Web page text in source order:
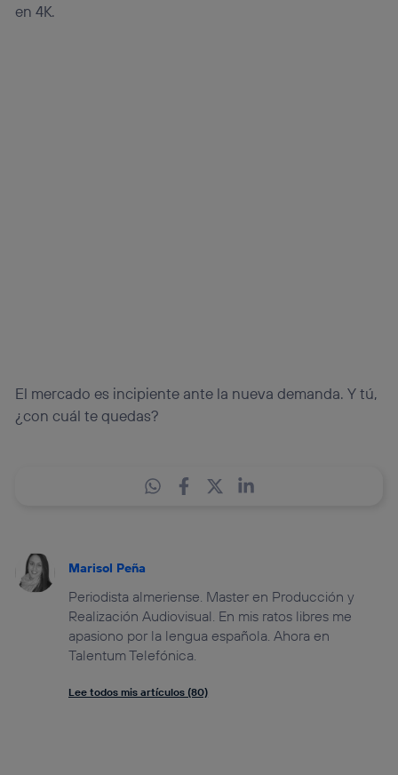
en 4K.
El mercado es incipiente ante la nueva demanda. Y tú,
¿con cuál te quedas?
Marisol Peña
Periodista almeriense. Master en Producción y
Realización Audiovisual. En mis ratos libres me
apasiono por la lengua española. Ahora en
Talentum Telefónica.
Lee todos mis artículos (80)